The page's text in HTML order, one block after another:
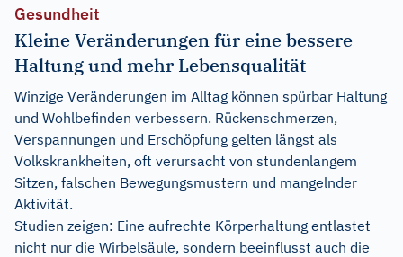
Gesundheit
Kleine Veränderungen für eine bessere
Haltung und mehr Lebensqualität
Winzige Veränderungen im Alltag können spürbar Haltung
und Wohlbefinden verbessern. Rückenschmerzen,
Verspannungen und Erschöpfung gelten längst als
Volkskrankheiten, oft verursacht von stundenlangem
Sitzen, falschen Bewegungsmustern und mangelnder
Aktivität.
Studien zeigen: Eine aufrechte Körperhaltung entlastet
nicht nur die Wirbelsäule, sondern beeinflusst auch die